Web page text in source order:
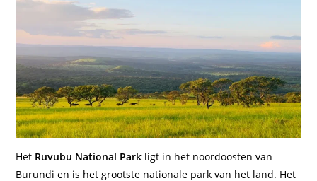
Het Ruvubu National Park ligt in het noordoosten van
Burundi en is het grootste nationale park van het land. Het